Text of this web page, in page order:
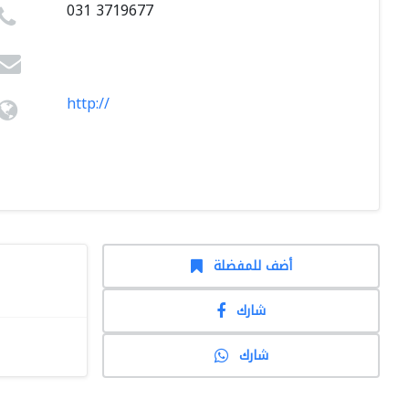
031 3719677
http://
أضف للمفضلة
شارك
شارك